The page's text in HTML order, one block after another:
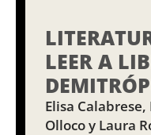
LEER A
Elisa
Olloco y Laura